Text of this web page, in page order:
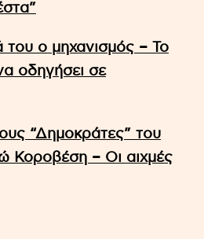
του ο μηχανισμός – Το
οδηγήσει σε
“Δημοκράτες” του
Κοροβέση – Οι αιχμές